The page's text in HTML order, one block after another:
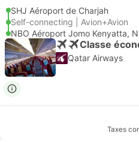
SHJ Aéroport de Charjah
Self-connecting | Avion+Avion
NBO Aéroport Jomo Kenyatta,
Qatar Airways
Taxes